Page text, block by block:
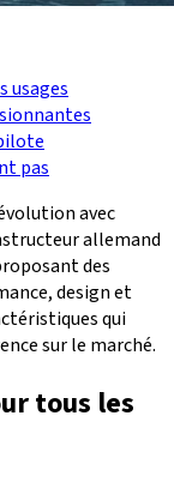
usages
pas
avec
allemand
des
design et
qui
sur le marché.
tous les